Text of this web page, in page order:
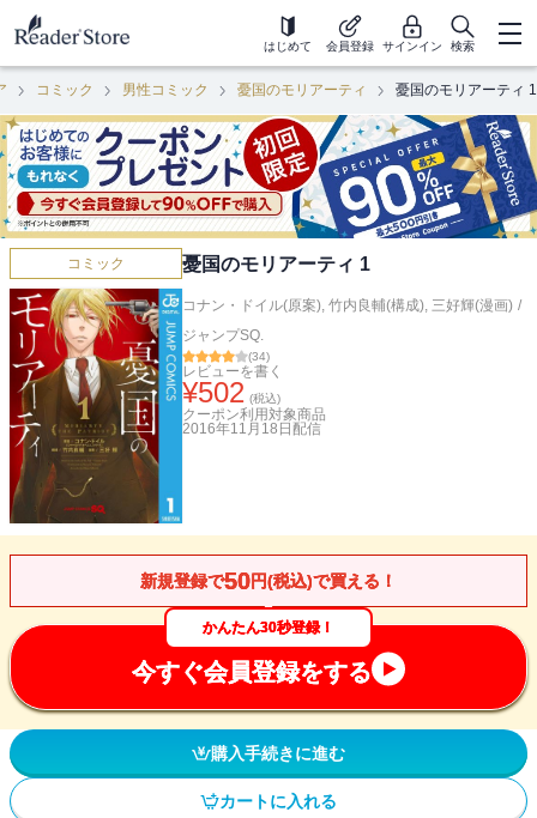
はじめて 会員登録 サインイン 検索
コミック 男性コミック 憂国のモリアーティ 憂国のモリアーティ 1
コミック 憂国のモリアーティ 1
コナン・ドイル(原案), 竹内良輔(構成), 三好輝(漫画) /
ジャンプSQ.
(34)
レビューを書く
¥502 (税込)
クーポン利用対象商品
2016年11月18日 配信
新規登録で50円(税込)で買える！
かんたん30秒登録！
今すぐ会員登録をする
購入手続きに進む
カートに入れる